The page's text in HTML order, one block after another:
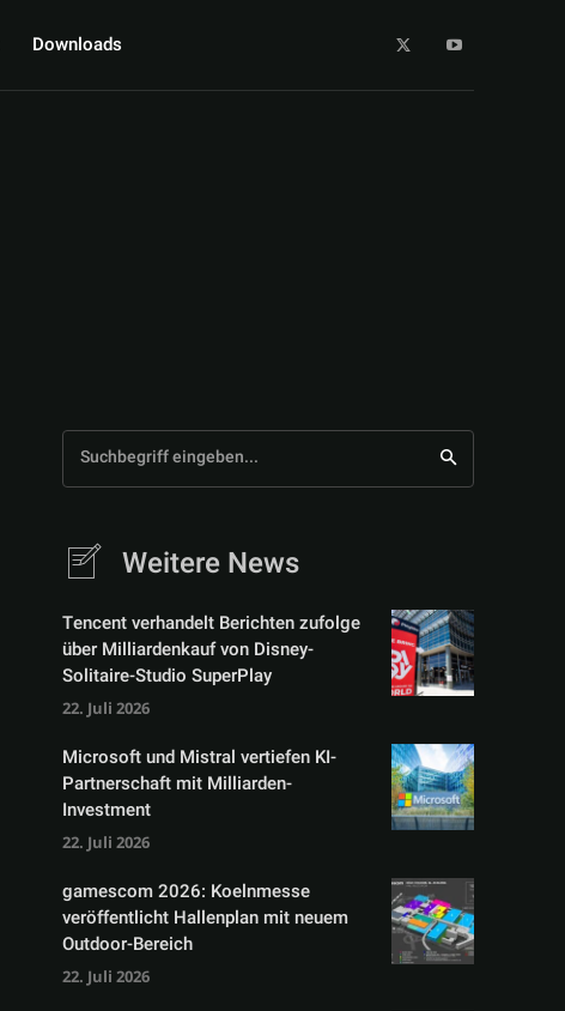
Downloads
Suchbegriff eingeben...
Weitere News
Tencent verhandelt Berichten zufolge
über Milliardenkauf von Disney-
Solitaire-Studio SuperPlay
22. Juli 2026
Microsoft und Mistral vertiefen KI-
Partnerschaft mit Milliarden-
Investment
22. Juli 2026
gamescom 2026: Koelnmesse
veröffentlicht Hallenplan mit neuem
Outdoor-Bereich
22. Juli 2026